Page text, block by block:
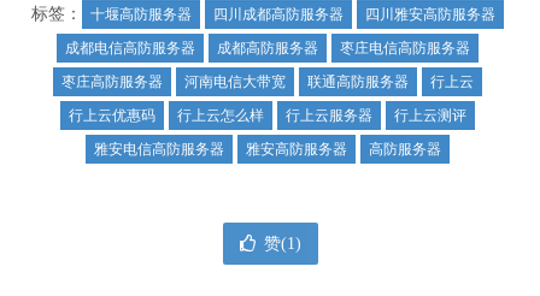
标签： 十堰高防服务器 四川成都高防服务器
四川雅安高防服务器
成都电信高防服务器
成都高防服务器
枣庄电信高防服务器
枣庄高防服务器
河南电信大带宽 联通高防服务器
行上云
行上云优惠码
行上云怎么样 行上云服务器
行上云测评
雅安电信高防服务器
雅安高防服务器 高防服务器
赞(1)